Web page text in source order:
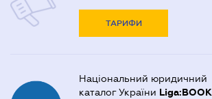
ТАРИФИ
Національний юридичний
каталог України Liga:BOOK